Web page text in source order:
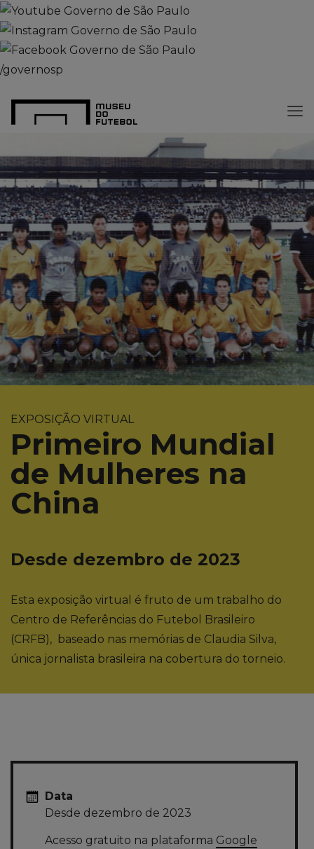
/governosp
EXPOSIÇÃO VIRTUAL
Primeiro Mundial
de Mulheres na
China
Desde dezembro de 2023
Esta exposição virtual é fruto de um trabalho do
Centro de Referências do Futebol Brasileiro
(CRFB), baseado nas memórias de Claudia Silva,
única jornalista brasileira na cobertura do torneio.
Data
Desde dezembro de 2023
Acesso gratuito na plataforma Google